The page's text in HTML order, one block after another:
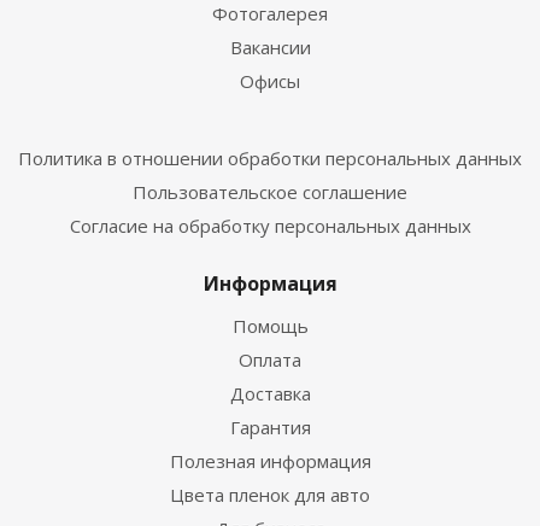
Фотогалерея
Вакансии
Офисы
Политика в отношении обработки персональных данных
Пользовательское соглашение
Согласие на обработку персональных данных
Информация
Помощь
Оплата
Доставка
Гарантия
Полезная информация
Цвета пленок для авто